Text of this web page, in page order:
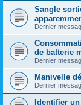
Sangle
Dernier
de batterie
Dernier
Manivelle
Dernier
Identifier